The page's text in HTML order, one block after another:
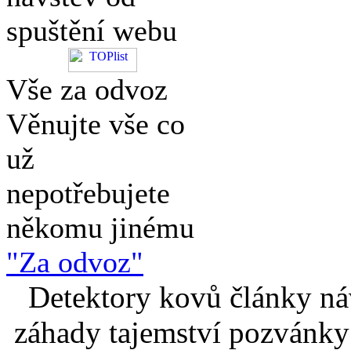
spuštění webu
Vše za odvoz
Věnujte vše co
už
nepotřebujete
někomu jinému
"Za odvoz"
Detektory kovů články
záhady tajemství